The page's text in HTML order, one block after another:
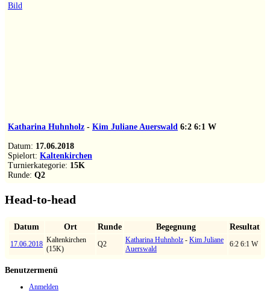
Bild
Katharina Huhnholz - Kim Juliane Auerswald 6:2 6:1 W
Datum: 17.06.2018
Spielort: Kaltenkirchen
Turnierkategorie: 15K
Runde: Q2
Head-to-head
Datum Ort Runde Begegnung Resultat
17.06.2018 Kaltenkirchen
(15K)
Q2 Katharina Huhnholz - Kim Juliane
Auerswald
6:2 6:1 W
Benutzermenü
Anmelden